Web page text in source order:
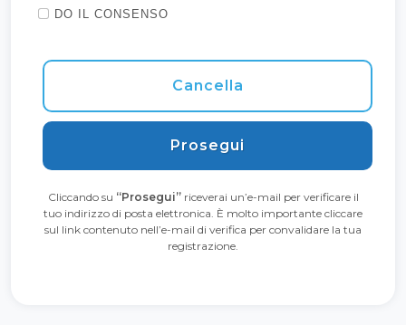
DO IL CONSENSO
Cancella
Prosegui
Cliccando su “Prosegui”riceverai un’e-mail per verificare il
tuo indirizzo di posta elettronica. È molto importante cliccare
sul link contenuto nell’e-mail di verifica per convalidare la tua
registrazione.